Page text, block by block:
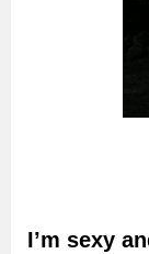
I’m sexy